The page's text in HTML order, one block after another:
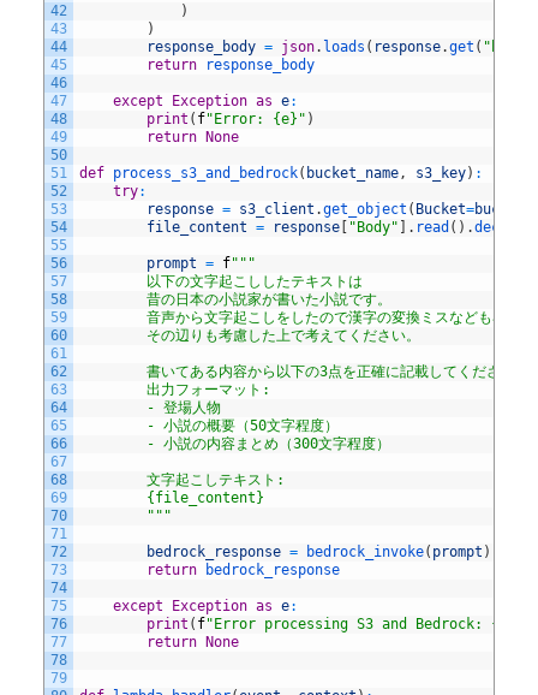
42
43
44
45
46
47
48
49
50
51
52
53
54
55
56
57
58
59
60
61
62
63
64
65
66
67
68
69
70
71
72
73
74
75
76
77
78
79
)
)
response_body = json. loads ( response.get ( "body"
return
response_body
except Exception as e:
print ( f"Error: {e}" )
return
None
def process_s3_and_bedrock( bucket_name, s3_key) :
try:
response = s3_client .get_object ( Bucket=
file_content = response[ "Body" . read ( ) .decode
prompt = f"""
以下の文字起こししたテキストは
昔の日本の小説家が書いた小説です。
音声から文字起こしをしたので漢字の変換ミスなども容易に
その辺りも考慮した上で考えてください。
書いてある内容から以下の3点を正確に記載してください。
出力フォーマット:
- 登場人物
- 小説の概要（50文字程度）
- 小説の内容まとめ（300文字程度）
文字起こしテキスト:
{file_content}
"""
bedrock_response = bedrock_invoke( prompt )
return
bedrock_response
except Exception as e:
print ( f"Error processing S3 and Bedrock: {e}"
return
None